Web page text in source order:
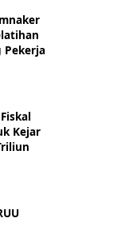
Pekerja
Kejar